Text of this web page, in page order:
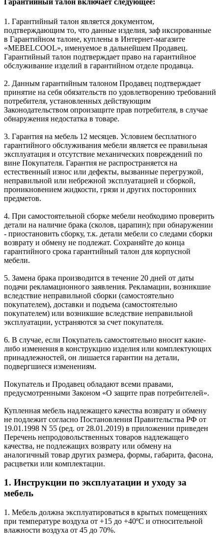
Гарантийный талон включает следующее:
1. Гарантийный талон является документом,
подтверждающим то, что данные изделия, заф иксированные
в Гарантийном талоне, куплены в Интернет-магазите
«MEBELCOOL», именуемое в дальнейшем Продавец.
Гарантийный талон подтверждает право на гарантийное
обслуживание изделий в гарантийном отделе продавца.
2. Данным гарантийным талоном Продавец подтверждает
принятие на себя обязательств по удовлетворению требований
потребителя, установленных действующим
Законодательством опроизащите прав потребителя, в случае
обнаружения недостатка в товаре.
3. Гарантия на мебель 12 месяцев. Условием бесплатного
гарантийного обслуживания мебели является ее правильная
эксплуатация и отсутствие механических повреждений по
вине Покупателя. Гарантия не распространяется на
естественный износ или дефекты, вызванные перегрузкой,
неправильной или небрежной эксплуатацией и сборкой,
проникновением жидкости, грязи и других посторонних
предметов.
4. При самостоятельной сборке мебели необходимо проверить
детали на наличие брака (сколов, царапин); при обнаружении
- приостановить сборку, т.к. детали мебели со следами сборки
возврату и обмену не подлежат. Сохраняйте до конца
гарантийного срока гарантийный талон для корпусной
мебели.
5. Замена брака производится в течение 20 дней от даты
подачи рекламационного заявления. Рекламации, возникшие
вследствие неправильной сборки (самостоятельно
покупателем), доставки и подъема (самостоятельно
покупателем) или возникшие вследствие неправильной
эксплуатации, устраняются за счет покупателя.
6. В случае, если Покупатель самостоятельно вносит какие-
либо изменения в конструкцию изделия или комплектующих
принадлежностей, он лишается гарантии на детали,
подвергшиеся изменениям.
Покупатель и Продавец обладают всеми правами,
предусмотренными Законом «О защите прав потребителей».
Купленная мебель надлежащего качества возврату и обмену
не подлежит согласно Постановления Правительства РФ от
19.01.1998 N 55 (ред. от 28.01.2019) в приложении приведен
Перечень непродовольственных товаров надлежащего
качества, не подлежащих возврату или обмену на
аналогичный товар других размера, формы, габарита, фасона,
расцветки или комплектации.
1. Инструкции по эксплуатации и уходу за
мебель
1. Мебель должна эксплуатироваться в крытых помещениях
при температуре воздуха от +15 до +40ºС и относительной
влажности воздуха от 45 до 70%.